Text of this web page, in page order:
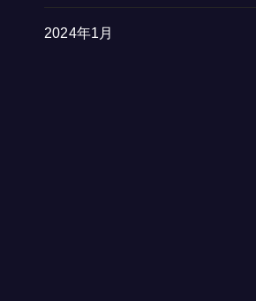
2024年1月